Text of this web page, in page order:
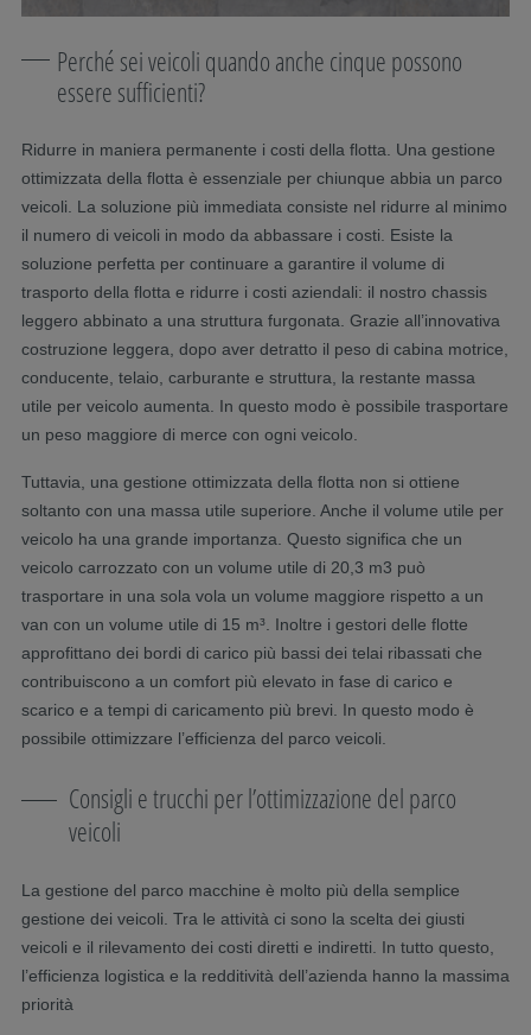
Perché sei veicoli quando anche cinque possono
essere sufficienti?
Ridurre in maniera permanente i costi della flotta. Una gestione
ottimizzata della flotta è essenziale per chiunque abbia un parco
veicoli. La soluzione più immediata consiste nel ridurre al minimo
il numero di veicoli in modo da abbassare i costi. Esiste la
soluzione perfetta per continuare a garantire il volume di
trasporto della flotta e ridurre i costi aziendali: il nostro chassis
leggero abbinato a una struttura furgonata. Grazie all’innovativa
costruzione leggera, dopo aver detratto il peso di cabina motrice,
conducente, telaio, carburante e struttura, la restante massa
utile per veicolo aumenta. In questo modo è possibile trasportare
un peso maggiore di merce con ogni veicolo.
Tuttavia, una gestione ottimizzata della flotta non si ottiene
soltanto con una massa utile superiore. Anche il volume utile per
veicolo ha una grande importanza. Questo significa che un
veicolo carrozzato con un volume utile di 20,3 m3 può
trasportare in una sola vola un volume maggiore rispetto a un
van con un volume utile di 15 m³. Inoltre i gestori delle flotte
approfittano dei bordi di carico più bassi dei telai ribassati che
contribuiscono a un comfort più elevato in fase di carico e
scarico e a tempi di caricamento più brevi. In questo modo è
possibile ottimizzare l’efficienza del parco veicoli.
Consigli e trucchi per l’ottimizzazione del parco
veicoli
La gestione del parco macchine è molto più della semplice
gestione dei veicoli. Tra le attività ci sono la scelta dei giusti
veicoli e il rilevamento dei costi diretti e indiretti. In tutto questo,
l’efficienza logistica e la redditività dell’azienda hanno la massima
priorità